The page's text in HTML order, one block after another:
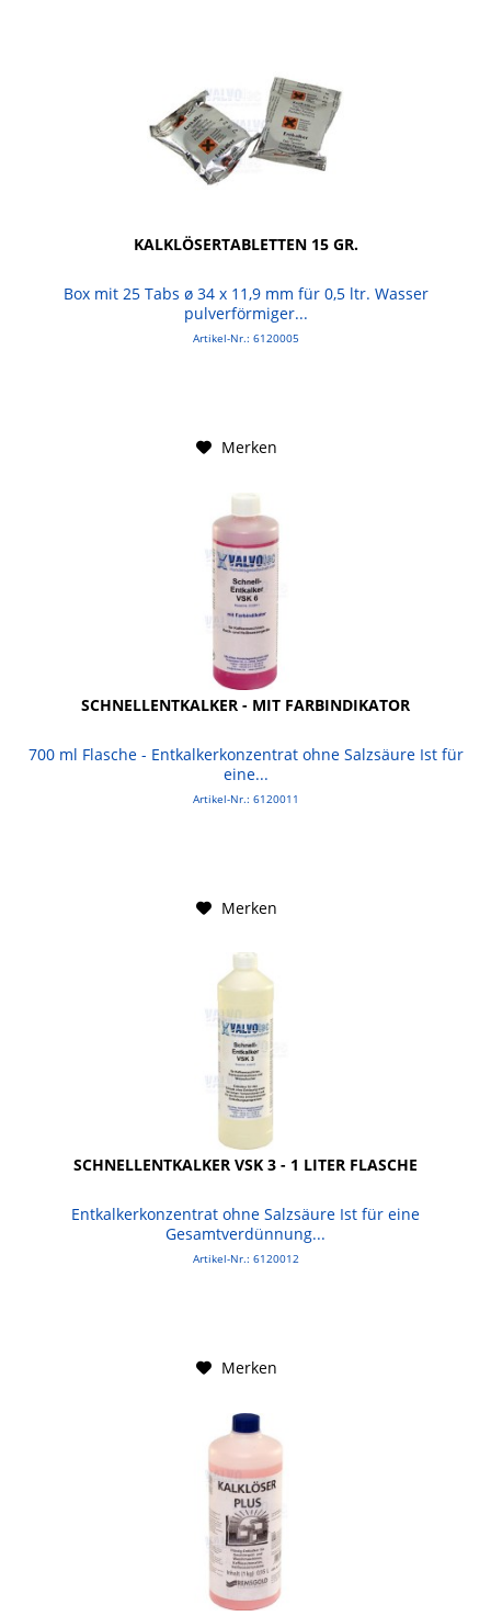
KALKLÖSERTABLETTEN 15 GR.
Box mit 25 Tabs ø 34 x 11,9 mm für 0,5 ltr. Wasser
pulverförmiger...
Artikel-Nr.: 6120005
Merken
SCHNELLENTKALKER - MIT FARBINDIKATOR
700 ml Flasche - Entkalkerkonzentrat ohne Salzsäure Ist für
eine...
Artikel-Nr.: 6120011
Merken
SCHNELLENTKALKER VSK 3 - 1 LITER FLASCHE
Entkalkerkonzentrat ohne Salzsäure Ist für eine
Gesamtverdünnung...
Artikel-Nr.: 6120012
Merken